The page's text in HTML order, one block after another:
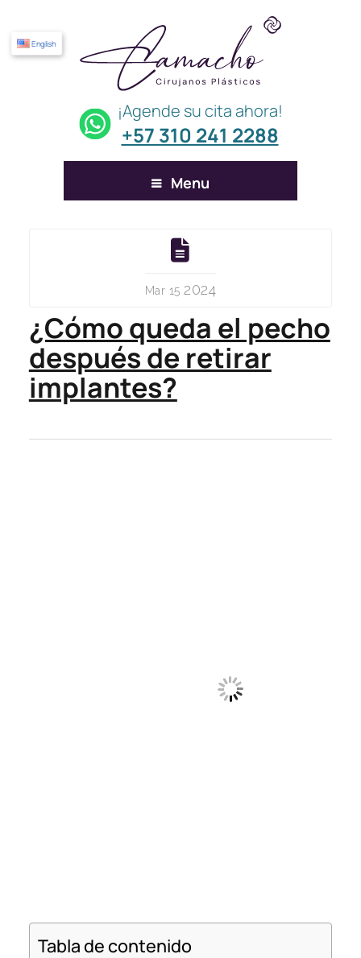
¡Agende su cita ahora!
+57 310 241 2288
English
Menu
Mar 152024
¿Cómo queda el pecho
después de retirar
implantes?
Tabla de contenido